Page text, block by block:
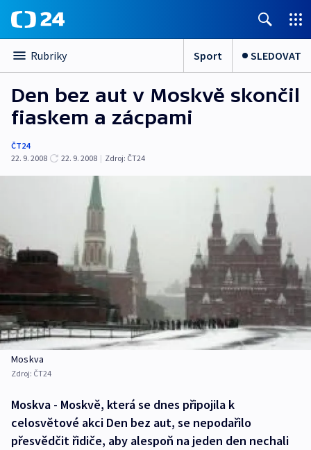
Rubriky Sport SLEDOVAT
Den bez aut v Moskvě skončil
fiaskem a zácpami
ČT24
22. 9. 2008
22. 9. 2008 | Zdroj: ČT24
Moskva
Zdroj: ČT24
Moskva - Moskvě, která se dnes připojila k
celosvětové akci Den bez aut, se nepodařilo
přesvědčit řidiče, aby alespoň na jeden den nechali